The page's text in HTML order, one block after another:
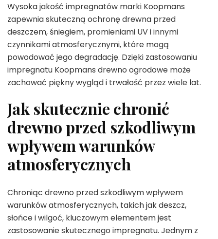
Wysoka jakość impregnatów marki Koopmans
zapewnia skuteczną ochronę drewna przed
deszczem, śniegiem, promieniami UV i innymi
czynnikami atmosferycznymi, które mogą
powodować jego degradację. Dzięki zastosowaniu
impregnatu Koopmans drewno ogrodowe może
zachować piękny wygląd i trwałość przez wiele lat.
Jak skutecznie chronić
drewno przed szkodliwym
wpływem warunków
atmosferycznych
Chroniąc drewno przed szkodliwym wpływem
warunków atmosferycznych, takich jak deszcz,
słońce i wilgoć, kluczowym elementem jest
zastosowanie skutecznego impregnatu. Jednym z